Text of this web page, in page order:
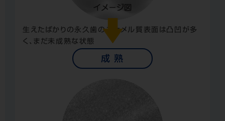
生えたばかりの永久歯のエナメル質表面は凸凹が多
く、まだ未成熟な状態
成 熟